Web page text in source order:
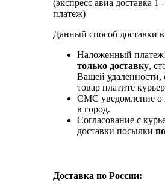
(экспресс авиа доставка
платеж)
Данный способ доставки
Наложенный
только доставку,
Вашей удаленности,
товар платите
СМС уведомление о
в город.
Согласование с
доставки посылки
Доставка по России: